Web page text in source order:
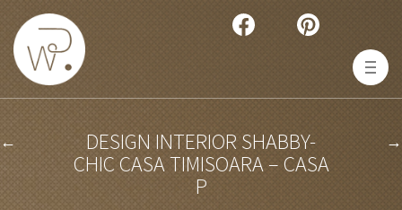
← →
DESIGN INTERIOR SHABBY-
CHIC CASA TIMISOARA – CASA
P